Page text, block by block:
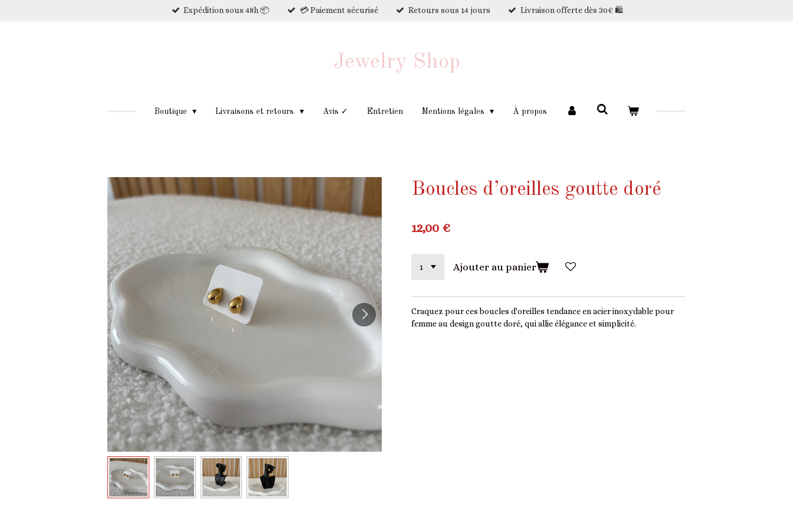
Expédition sous 48h 📦 💳 Paiement sécurisé Retours sous 14 jours Livraison offerte dès 30€ 🛍️
Jewelry Shop
Boutique Livraisons et retours Avis ✓ Entretien Mentions légales À propos
Boucles d’oreilles goutte doré
12,00 €
Ajouter au panier
Craquez pour ces boucles d'oreilles tendance en acier inoxydable pour
femme au design goutte doré, qui allie élégance et simplicité.